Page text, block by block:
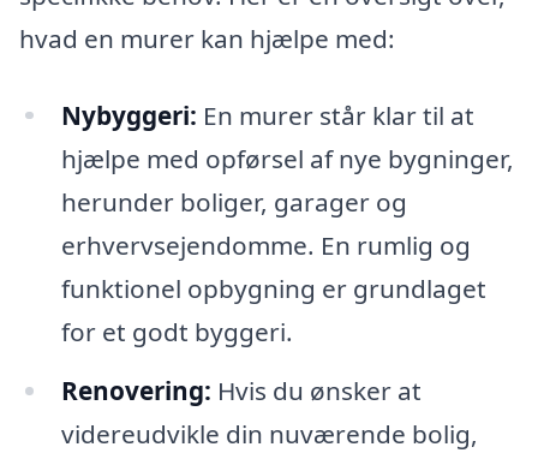
hvad en murer kan hjælpe med:
Nybyggeri: En murer står klar til at
hjælpe med opførsel af nye bygninger,
herunder boliger, garager og
erhvervsejendomme. En rumlig og
funktionel opbygning er grundlaget
for et godt byggeri.
Renovering: Hvis du ønsker at
videreudvikle din nuværende bolig,